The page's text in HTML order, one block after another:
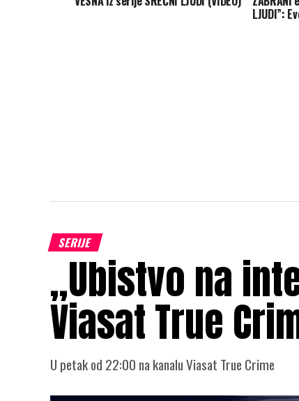
LJUDI”:
SERIJE
„Ubistvo na
Viasat True
U petak od 22:00 na kanalu Viasat True Crime